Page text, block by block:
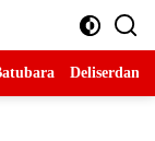
Deliserdang